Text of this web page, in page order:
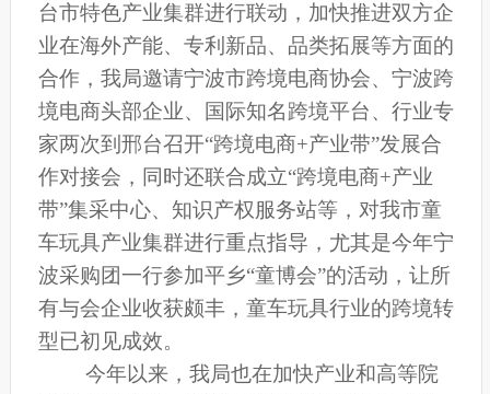
台市特色产业集群进行联动，加快推进双方企
业在海外产能、专利新品、品类拓展等方面的
合作，我局邀请宁波市跨境电商协会、宁波跨
境电商头部企业、国际知名跨境平台、行业专
家两次到邢台召开“跨境电商+产业带”发展合
作对接会，同时还联合成立“跨境电商+产业
带”集采中心、知识产权服务站等，对我市童
车玩具产业集群进行重点指导，尤其是今年宁
波采购团一行参加平乡“童博会”的活动，让所
有与会企业收获颇丰，童车玩具行业的跨境转
型已初见成效。
今年以来，我局也在加快产业和高等院